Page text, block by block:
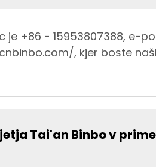
je +86 - 15953807388, e-
, kjer boste
Tai'an Binbo v